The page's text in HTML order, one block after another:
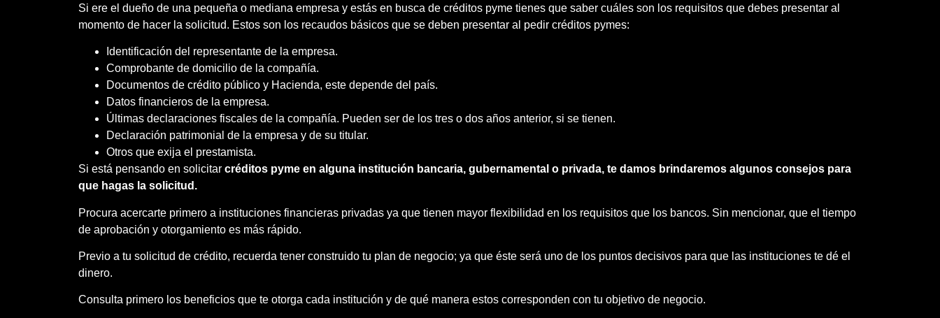
Si ere el dueño de una pequeña o mediana empresa y estás en busca de créditos pyme tienes que saber cuáles son los requisitos que debes presentar al
momento de hacer la solicitud. Estos son los recaudos básicos que se deben presentar al pedir créditos pymes:
Identificación del representante de la empresa.
Comprobante de domicilio de la compañía.
Documentos de crédito público y Hacienda, este depende del país.
Datos financieros de la empresa.
Últimas declaraciones fiscales de la compañía. Pueden ser de los tres o dos años anterior, si se tienen.
Declaración patrimonial de la empresa y de su titular.
Otros que exija el prestamista.
Si está pensando en solicitar créditos pyme en alguna institución bancaria, gubernamental o privada, te damos brindaremos algunos consejos para
que hagas la solicitud.
Procura acercarte primero a instituciones financieras privadas ya que tienen mayor flexibilidad en los requisitos que los bancos. Sin mencionar, que el tiempo
de aprobación y otorgamiento es más rápido.
Previo a tu solicitud de crédito, recuerda tener construido tu plan de negocio; ya que éste será uno de los puntos decisivos para que las instituciones te dé el
dinero.
Consulta primero los beneficios que te otorga cada institución y de qué manera estos corresponden con tu objetivo de negocio.